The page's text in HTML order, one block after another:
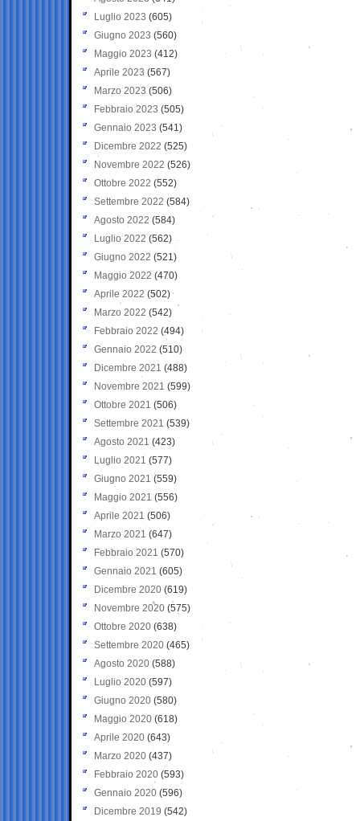
Luglio 2023 (605)
Giugno 2023 (560)
Maggio 2023 (412)
Aprile 2023 (567)
Marzo 2023 (506)
Febbraio 2023 (505)
Gennaio 2023 (541)
Dicembre 2022 (525)
Novembre 2022 (526)
Ottobre 2022 (552)
Settembre 2022 (584)
Agosto 2022 (584)
Luglio 2022 (562)
Giugno 2022 (521)
Maggio 2022 (470)
Aprile 2022 (502)
Marzo 2022 (542)
Febbraio 2022 (494)
Gennaio 2022 (510)
Dicembre 2021 (488)
Novembre 2021 (599)
Ottobre 2021 (506)
Settembre 2021 (539)
Agosto 2021 (423)
Luglio 2021 (577)
Giugno 2021(559)
Maggio 2021 (556)
Aprile 2021 (506)
Marzo 2021 (647)
Febbraio 2021 (570)
Gennaio 2021 (605)
Dicembre 2020 (619)
Novembre 2020 (575)
Ottobre 2020 (638)
Settembre 2020(465)
Agosto 2020 (588)
Luglio 2020 (597)
Giugno 2020 (580)
Maggio 2020 (618)
Aprile 2020 (643)
Marzo 2020 (437)
Febbraio 2020 (593)
Gennaio 2020 (596)
Dicembre 2019 (542)